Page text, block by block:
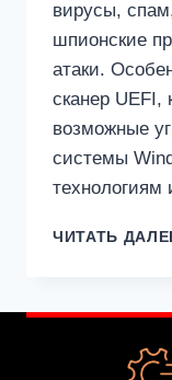
вирусы,
шпионские
атаки.
сканер UEFI,
возможные
системы
ЧИТАТЬ